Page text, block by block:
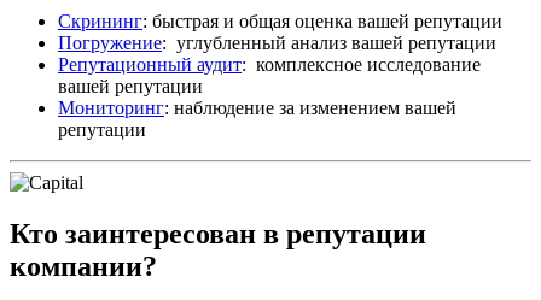
Скрининг: быстрая и общая оценка вашей репутации
Погружение: углубленный анализ вашей репутации
Репутационный аудит: комплексное исследование
вашей репутации
Мониторинг: наблюдение за изменением вашей
репутации
Кто заинтересован в репутации
компании?